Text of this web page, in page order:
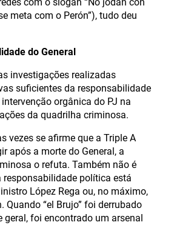
meta com o Perón”), tudo deu
do General
investigações realizadas
suficientes da responsabilidade
orgânica do PJ na
da quadrilha criminosa.
vezes se afirme que a Triple A
após a morte do General, a
o refuta. Também não é
responsabilidade política está
López Rega ou, no máximo,
Quando “el Brujo” foi derrubado
geral, foi encontrado um arsenal